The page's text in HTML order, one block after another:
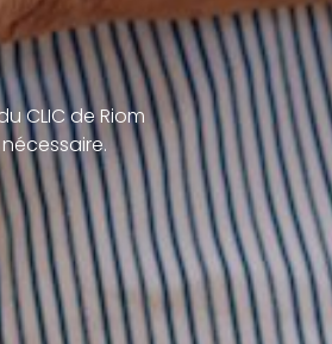
CLIC de Riom